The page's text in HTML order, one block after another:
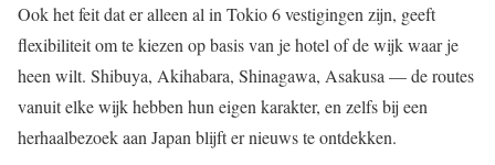
Ook het feit dat er alleen al in Tokio 6 vestigingen zijn, geeft
flexibiliteit om te kiezen op basis van je hotel of de wijk waar je
heen wilt. Shibuya, Akihabara, Shinagawa, Asakusa — de routes
vanuit elke wijk hebben hun eigen karakter, en zelfs bij een
herhaalbezoek aan Japan blijft er nieuws te ontdekken.